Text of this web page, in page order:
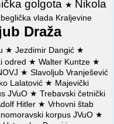
golgota ★ Nikola
vlada Kraljevine
Draža
★Jezdimir Dangić ★
odred ★Walter Kuntze ★
★Slavoljub Vranješević
Lalatović ★ Majevički
JVuO ★Trebavski četnički
Hitler ★Vrhovni štab
korpus JVuO ★